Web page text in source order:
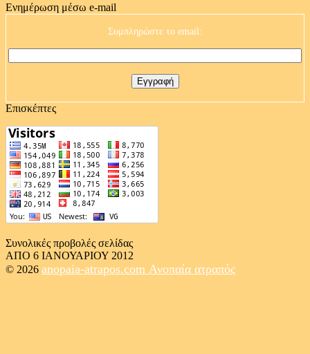
Ενημέρωση μέσω e-mail
Συμπληρώστε το email:
Επισκέπτες
Συνολικές προβολές σελίδας
ΑΠΟ 6 ΙΑΝΟΥΑΡΙΟΥ 2012
© 2026 anopaia-atrapos.com Ανοπαία ατραπός